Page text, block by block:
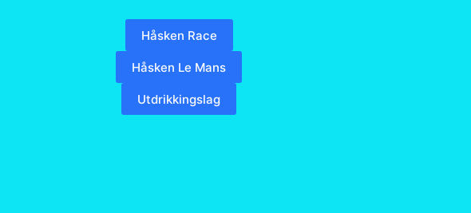
Håsken Race
Håsken Le Mans
Utdrikkingslag